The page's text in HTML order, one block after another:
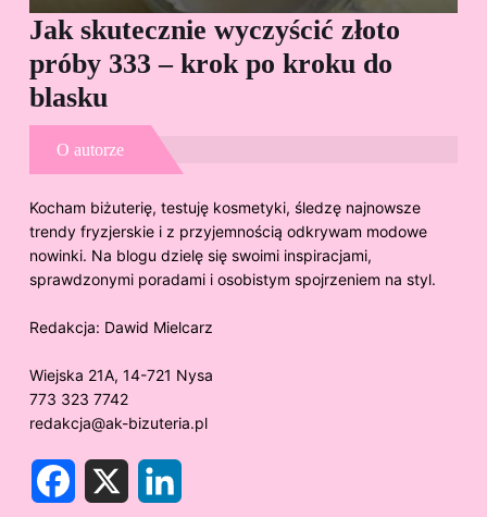
Jak skutecznie wyczyścić złoto
próby 333 – krok po kroku do
blasku
O autorze
Kocham biżuterię, testuję kosmetyki, śledzę najnowsze
trendy fryzjerskie i z przyjemnością odkrywam modowe
nowinki. Na blogu dzielę się swoimi inspiracjami,
sprawdzonymi poradami i osobistym spojrzeniem na styl.
Redakcja: Dawid Mielcarz
Wiejska 21A, 14-721 Nysa
773 323 7742
redakcja@ak-bizuteria.pl